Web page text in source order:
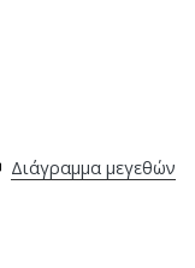
Διάγραμμα μεγεθών